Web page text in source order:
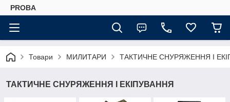
PROBA
Товари МИЛИТАРИ ТАКТИЧНЕ СНУРЯЖЕННЯ І
ТАКТИЧНЕ СНУРЯЖЕННЯ І ЕКІПУВАННЯ